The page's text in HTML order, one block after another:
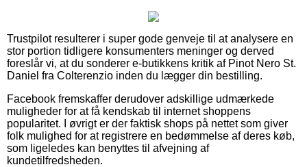
Trustpilot resulterer i super gode genveje til at analysere en
stor portion tidligere konsumenters meninger og derved
foreslår vi, at du sonderer e-butikkens kritik af Pinot Nero St.
Daniel fra Colterenzio inden du lægger din bestilling.
Facebook fremskaffer derudover adskillige udmærkede
muligheder for at få kendskab til internet shoppens
popularitet. I øvrigt er der faktisk shops på nettet som giver
folk mulighed for at registrere en bedømmelse af deres køb,
som ligeledes kan benyttes til afvejning af
kundetilfredsheden.